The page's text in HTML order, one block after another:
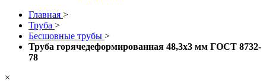
Главная >
Труба >
Бесшовные трубы >
Труба горячедеформированная 48,3х3 мм ГОСТ 8732-
78
×